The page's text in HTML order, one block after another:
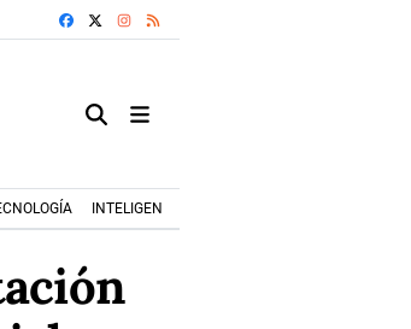
FACEBOOKINSTAGRAM
INTELIGENCIA ARTIFICIAL